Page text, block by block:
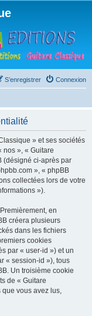
Connexion
S’enregistrer
» et ses sociétés
nos », « Guitare
(désigné ci-après par
», « phpBB
collectées lors de votre
»).
en
créera plusieurs
dans les fichiers
cookies
par « user-id ») et un
« session-id »), tous
Un troisième cookie
de « Guitare
vous avez lus,